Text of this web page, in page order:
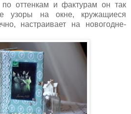
оттенкам и фактурам он так
узоры на окне, кружащиеся
настраивает на новогодне-